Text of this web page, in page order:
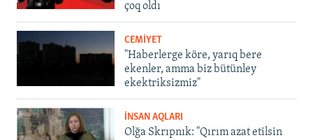
çoq oldı
CEMİYET
"Haberlerge köre, yarıq bere
ekenler, amma biz bütünley
ekektriksizmiz"
İNSAN AQLARI
Olğa Skrıpnık: "Qırım azat etilsin